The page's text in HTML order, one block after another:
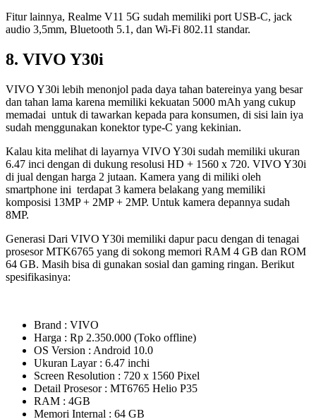
Fitur lainnya, Realme V11 5G sudah memiliki port USB-C, jack
audio 3,5mm, Bluetooth 5.1, dan Wi-Fi 802.11 standar.
8. VIVO Y30i
VIVO Y30i lebih menonjol pada daya tahan batereinya yang besar
dan tahan lama karena memiliki kekuatan 5000 mAh yang cukup
memadai untuk di tawarkan kepada para konsumen, di sisi lain iya
sudah menggunakan konektor type-C yang kekinian.
Kalau kita melihat di layarnya VIVO Y30i sudah memiliki ukuran
6.47 inci dengan di dukung resolusi HD + 1560 x 720. VIVO Y30i
di jual dengan harga 2 jutaan. Kamera yang di miliki oleh
smartphone ini terdapat 3 kamera belakang yang memiliki
komposisi 13MP + 2MP + 2MP. Untuk kamera depannya sudah
8MP.
Generasi Dari VIVO Y30i memiliki dapur pacu dengan di tenagai
prosesor MTK6765 yang di sokong memori RAM 4 GB dan ROM
64 GB. Masih bisa di gunakan sosial dan gaming ringan. Berikut
spesifikasinya:
Brand : VIVO
Harga : Rp 2.350.000 (Toko offline)
OS Version : Android 10.0
Ukuran Layar : 6.47 inchi
Screen Resolution : 720 x 1560 Pixel
Detail Prosesor : MT6765 Helio P35
RAM : 4GB
Memori Internal : 64 GB